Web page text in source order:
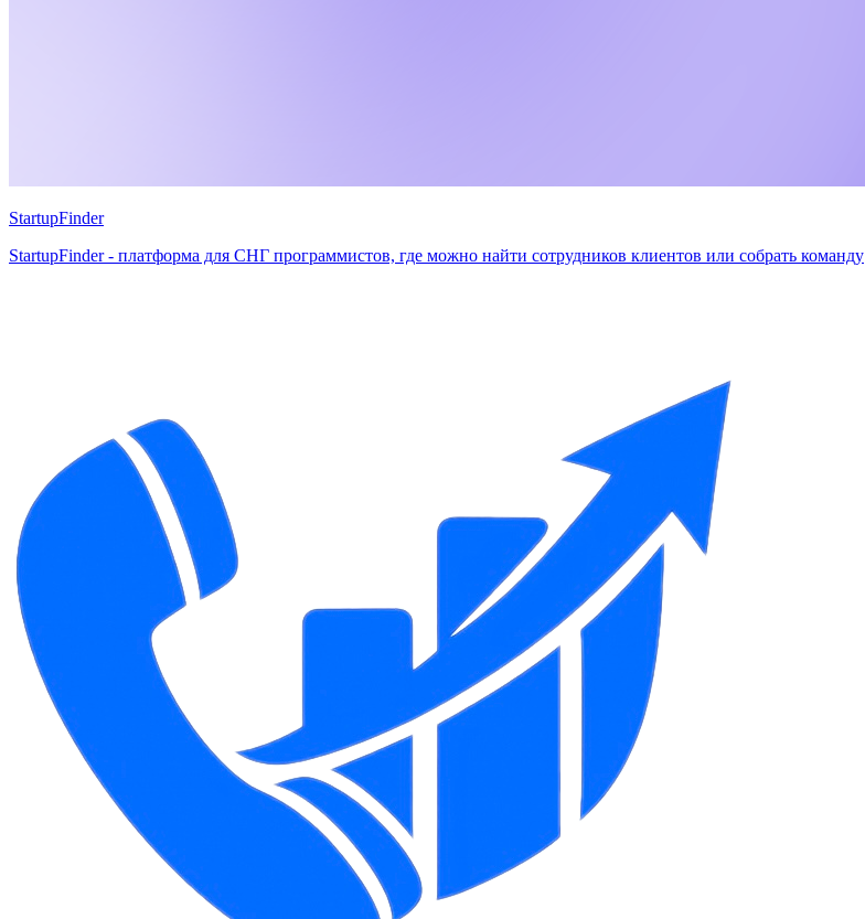
StartupFinder
StartupFinder - платформа для СНГ программистов, где можно найти сотрудников клиентов или собрать команду